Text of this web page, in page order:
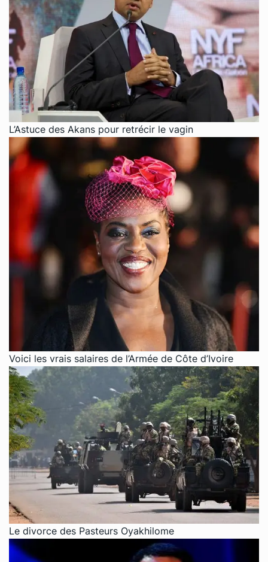
L’Astuce des Akans pour retrécir le vagin
Voici les vrais salaires de l’Armée de Côte d’Ivoire
Le divorce des Pasteurs Oyakhilome